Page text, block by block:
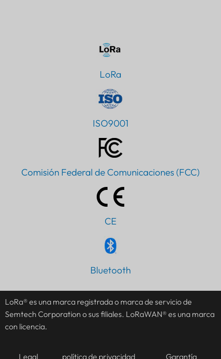
LoRa
ISO9001
Comisión Federal de Comunicaciones (FCC)
CE
Bluetooth
LoRa® es una marca registrada o marca de servicio de
Semtech Corporation o sus filiales. LoRaWAN® es una marca
con licencia.
Legal política de privacidad Garantía
JA
AR